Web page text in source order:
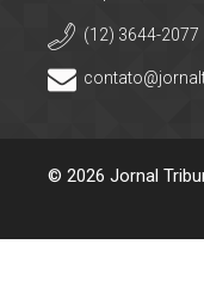
(12) 3644-2077
© 2026 Jornal